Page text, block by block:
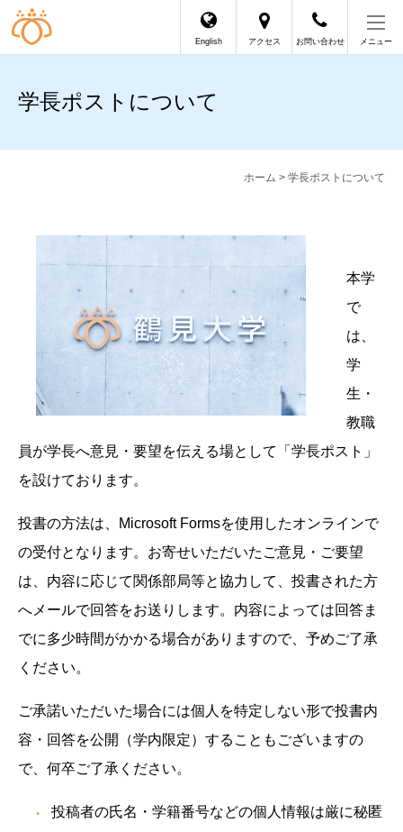
English アクセス お問い合わせ メニュー
学長ポストについて
ホーム > 学長ポストについて
本学
で
は、
学
生・
教職
員が学長へ意見・要望を伝える場として「学長ポスト」
を設けております。
投書の方法は、Microsoft Formsを使用したオンラインで
の受付となります。お寄せいただいたご意見・ご要望
は、内容に応じて関係部局等と協力して、投書された方
へメールで回答をお送りします。内容によっては回答ま
でに多少時間がかかる場合がありますので、予めご了承
ください。
ご承諾いただいた場合には個人を特定しない形で投書内
容・回答を公開（学内限定）することもございますの
で、何卒ご了承ください。
投稿者の氏名・学籍番号などの個人情報は厳に秘匿